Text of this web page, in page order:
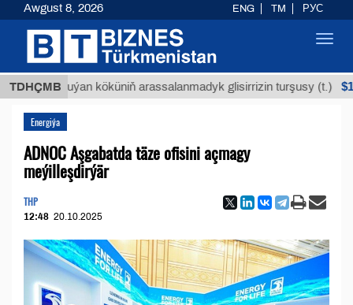
TDHÇMB
Buýan köküniň arassalanmadyk glisirrizin turşusy (t.) $12935,18
Energiýa
ADNOC Aşgabatda täze ofisini açmagy
meýilleşdirýär
THP
12:48 20.10.2025
Awgust 8, 2026 ENG TM РУС